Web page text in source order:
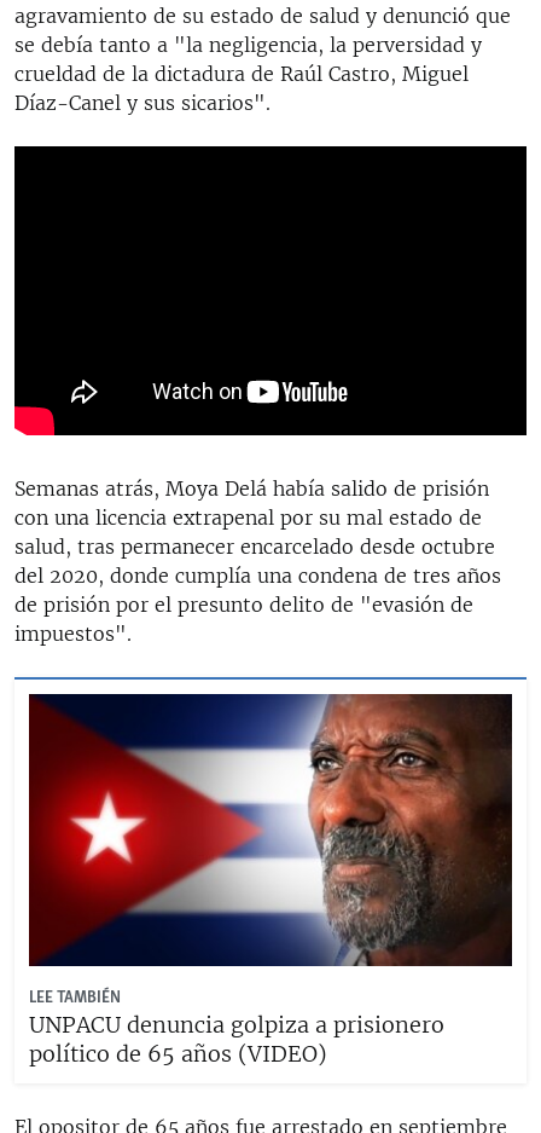
agravamiento de su estado de salud y denunció que
se debía tanto a "la negligencia, la perversidad y
crueldad de la dictadura de Raúl Castro, Miguel
Díaz-Canel y sus sicarios".
Semanas atrás, Moya Delá había salido de prisión
con una licencia extrapenal por su mal estado de
salud, tras permanecer encarcelado desde octubre
del 2020, donde cumplía una condena de tres años
de prisión por el presunto delito de "evasión de
impuestos".
LEE TAMBIÉN
UNPACU denuncia golpiza a prisionero
político de 65 años (VIDEO)
El opositor de 65 años fue arrestado en septiembre